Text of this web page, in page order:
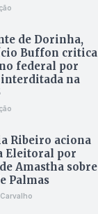
de Dorinha,
Buffon critica
federal por
na
Ribeiro aciona
Eleitoral por
Amastha sobre
Palmas